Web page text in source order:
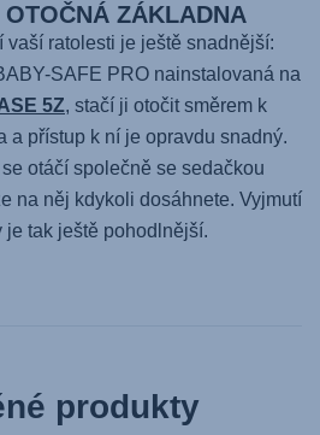
ZÁKLADNA
vaší ratolesti je ještě snadnější:
SAFE PRO nainstalovaná na
5Z, stačí ji otočit směrem k
a přístup k ní je opravdu snadný.
otáčí společně se sedačkou
na něj kdykoli dosáhnete. Vyjmutí
je tak ještě pohodlnější.
produkty